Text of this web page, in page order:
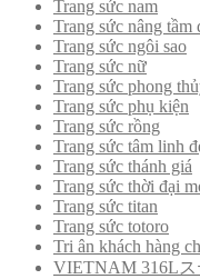
Trang sức nam
Trang sức nâng
Trang sức ngôi sao
Trang sức nữ
Trang sức phong
Trang sức phụ kiện
Trang sức rồng
Trang sức tâm linh
Trang sức thánh giá
Trang sức thời đại
Trang sức titan
Trang sức totoro
Tri ân khách hàng
VIETNAM 316L